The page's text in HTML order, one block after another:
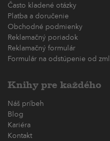
Často kladené otázky
Platba a doručenie
Obchodné podmienky
Reklamačný poriadok
Reklamačný formulár
Formulár na odstúpenie od
Knihy pre každého
Náš príbeh
Blog
Kariéra
Kontakt